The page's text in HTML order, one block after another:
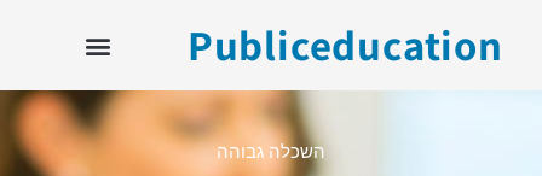
Publiceducation
השכלה גבוהה